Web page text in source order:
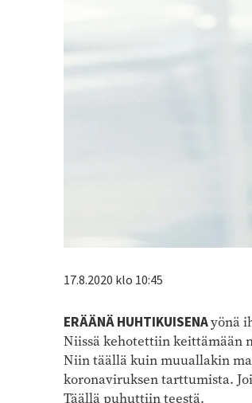
17.8.2020 klo 10:45
ERÄÄNÄ HUHTIKUISENAyönä
Niissä kehotettiin keittämään
Niin täällä kuin muuallakin
koronaviruksen tarttumista.
Täällä puhuttiin teestä.